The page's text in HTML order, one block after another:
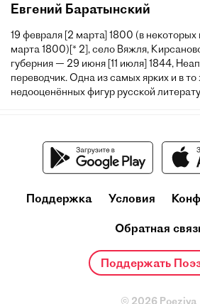
Евгений Баратынский
19 февраля [2 марта] 1800 (в некоторых
марта 1800)[* 2], село Вяжля,
губерния — 29 июня [11 июля] 1844,
переводчик. Одна из самых ярких и в
недооценённых фигур русской
Поддержка Условия
Обратная
Поддержать
© 2026 Poeziya